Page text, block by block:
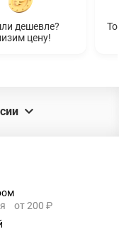
дешевле?
цену!
от 200 ₽